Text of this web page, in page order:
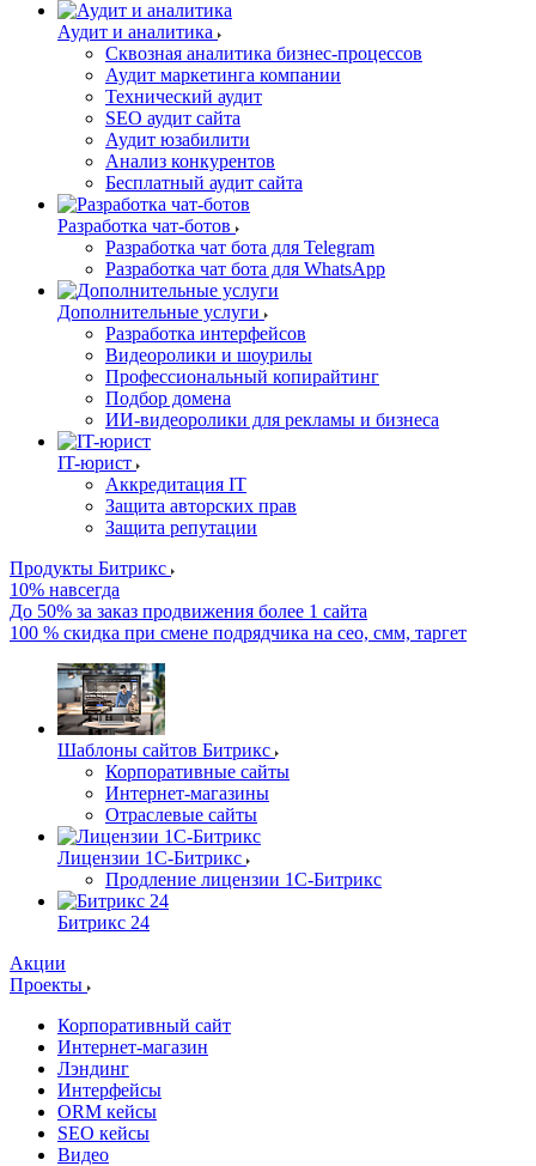
Аудит и аналитика
Сквозная аналитика бизнес-процессов
Аудит маркетинга компании
Технический аудит
SEO аудит сайта
Аудит юзабилити
Анализ конкурентов
Бесплатный аудит сайта
Разработка чат-ботов
Разработка чат бота для Telegram
Разработка чат бота для WhatsApp
Дополнительные услуги
Разработка интерфейсов
Видеоролики и шоурилы
Профессиональный копирайтинг
Подбор домена
ИИ-видеоролики для рекламы и бизнеса
IT-юрист
Аккредитация IT
Защита авторских прав
Защита репутации
Продукты Битрикс
10% навсегда
До 50% за заказ продвижения более 1 сайта
100 % скидка при смене подрядчика на сео, смм, таргет
Шаблоны сайтов Битрикс
Корпоративные сайты
Интернет-магазины
Отраслевые сайты
Лицензии 1С-Битрикс
Продление лицензии 1С-Битрикс
Битрикс 24
Акции
Проекты
Корпоративный сайт
Интернет-магазин
Лэндинг
Интерфейсы
ORM кейсы
SEO кейсы
Видео